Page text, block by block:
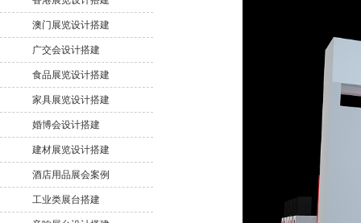
澳门展览设计搭建
广交会设计搭建
食品展览设计搭建
家具展览设计搭建
婚博会设计搭建
建材展览设计搭建
酒店用品展会案例
工业类展台搭建